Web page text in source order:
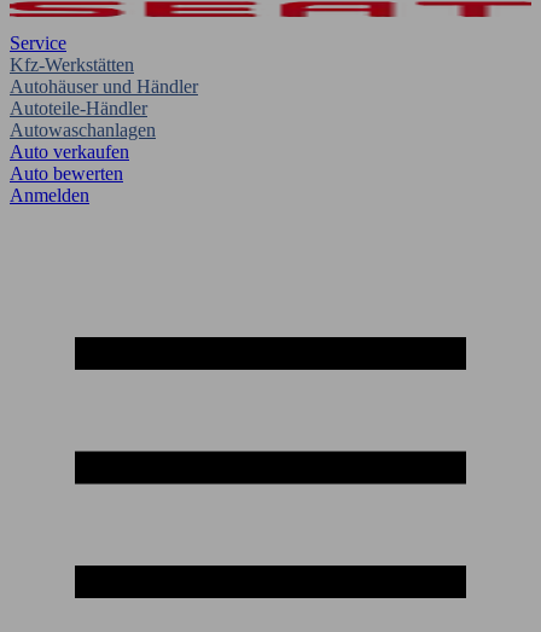
Service
Kfz-Werkstätten
Autohäuser und Händler
Autoteile-Händler
Autowaschanlagen
Auto verkaufen
Auto bewerten
Anmelden